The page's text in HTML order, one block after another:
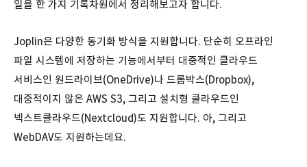
일을 한 가지 기록차원에서 정리해보고자 합니다.
Joplin은 다양한 동기화 방식을 지원합니다. 단순히 오프라인
파일 시스템에 저장하는 기능에서부터 대중적인 클라우드
서비스인 원드라이브(OneDrive)나 드롭박스(Dropbox),
대중적이지 않은 AWS S3, 그리고 설치형 클라우드인
넥스트클라우드(Nextcloud)도 지원합니다. 아, 그리고
WebDAV도 지원하는데요.